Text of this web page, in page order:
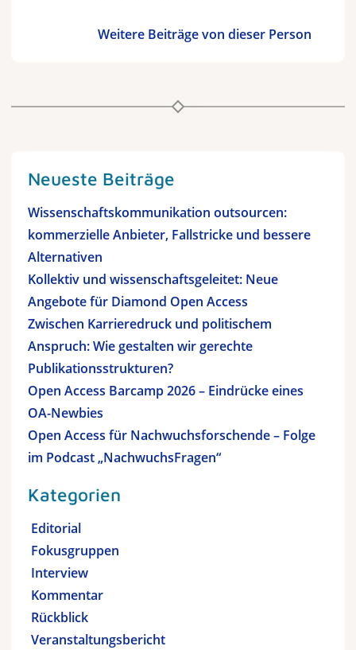
Weitere Beiträge von dieser Person
Neueste Beiträge
Wissenschaftskommunikation outsourcen:
kommerzielle Anbieter, Fallstricke und bessere
Alternativen
Kollektiv und wissenschaftsgeleitet: Neue
Angebote für Diamond Open Access
Zwischen Karrieredruck und politischem
Anspruch: Wie gestalten wir gerechte
Publikationsstrukturen?
Open Access Barcamp 2026 – Eindrücke eines
OA-Newbies
Open Access für Nachwuchsforschende – Folge
im Podcast „NachwuchsFragen“
Kategorien
Editorial
Fokusgruppen
Interview
Kommentar
Rückblick
Veranstaltungsbericht